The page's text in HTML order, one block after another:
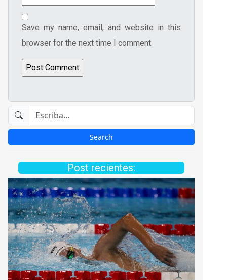
Save my name, email, and website in this
browser for the next time I comment.
Post recientes: